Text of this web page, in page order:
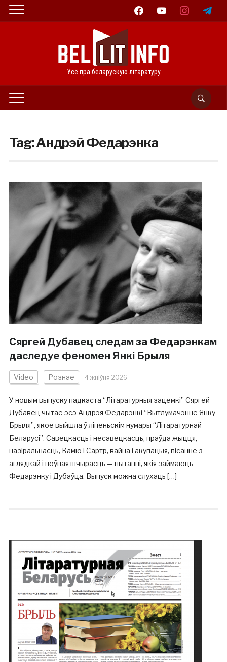
facebookyoutube instagramtelegram
Усё пра беларускую літаратуру
Tag:Андрэй Федарэнка
Сяргей Дубавец следам за Федарэнкам
даследуе феномен Янкі Брыля
Video Рознае 4 жніўня 2026
У новым выпуску падкаста “Літаратурныя зацемкі” Сяргей
Дубавец чытае эсэ Андрэя Федарэнкі “Вытлумачэнне Янку
Брыля”, якое выйшла ў ліпеньскім нумары “Літаратурнай
Беларусі”. Савецкасць і несавецкасць, праўда жыцця,
назіральнасць, Камю і Сартр, вайна і акупацыя, пісанне з
аглядкай і поўная шчырасць — пытанні, якія займаюць
Федарэнку і Дубаўца. Выпуск можна слухаць […]